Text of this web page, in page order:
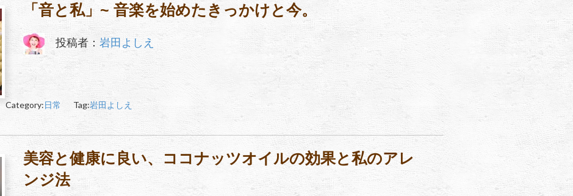
「音と私」~ 音楽を始めたきっかけと今。
投稿者： 岩田よしえ
Category:日常 Tag:岩田よしえ
美容と健康に良い、ココナッツオイルの効果と私のアレ
ンジ法